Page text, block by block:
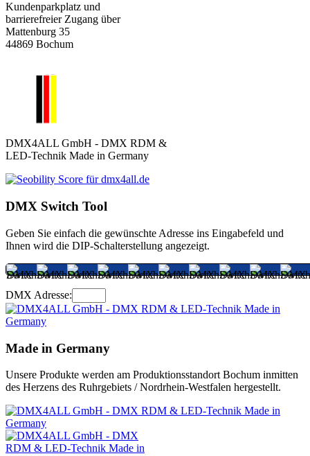
Kundenparkplatz und
barrierefreier Zugang über
Mattenburg 35
44869 Bochum
DMX4ALL GmbH - DMX RDM &
LED-Technik Made in Germany
DMX Switch Tool
Geben Sie einfach die gewünschte Adresse ins Eingabefeld und
Ihnen wird die DIP-Schalterstellung angezeigt.
DMX Adresse:
Made in Germany
Unsere Produkte werden am Produktionsstandort Bochum inmitten
des Herzens des Ruhrgebiets / Nordrhein-Westfalen hergestellt.